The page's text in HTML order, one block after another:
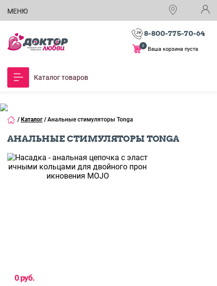
МЕНЮ
8-800-775-70-64
Ваша корзина пуста
0
Каталог товаров
/ Каталог / Анальные стимуляторы Tonga
АНАЛЬНЫЕ СТИМУЛЯТОРЫ TONGA
0 руб.